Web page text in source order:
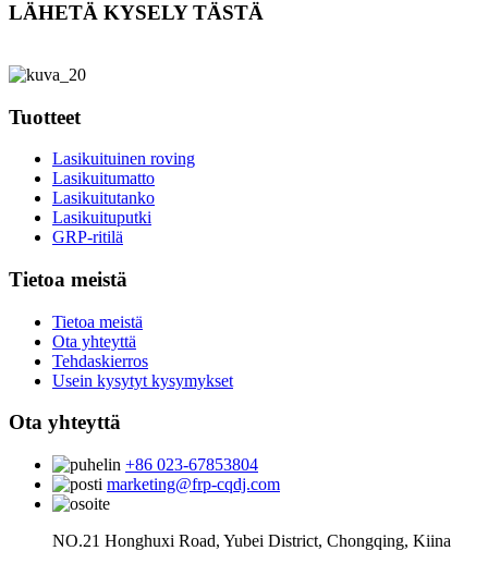
LÄHETÄ KYSELY TÄSTÄ
Tuotteet
Lasikuituinen roving
Lasikuitumatto
Lasikuitutanko
Lasikuituputki
GRP-ritilä
Tietoa meistä
Tietoa meistä
Ota yhteyttä
Tehdaskierros
Usein kysytyt kysymykset
Ota yhteyttä
+86 023-67853804
marketing@frp-cqdj.com
NO.21 Honghuxi Road, Yubei District, Chongqing, Kiina